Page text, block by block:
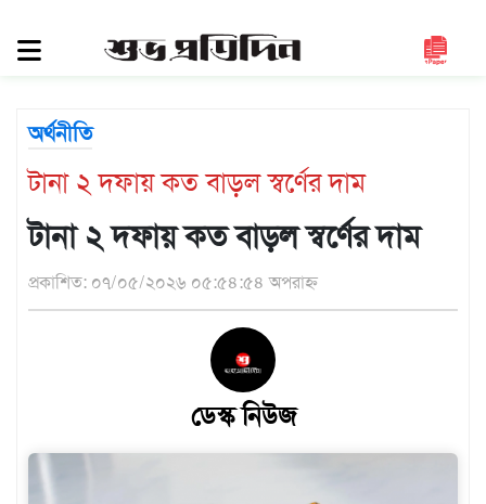
সিলেট
মৌলভীবাজার
হবিগঞ্জ
জাতীয়
অর্থনীতি
টানা ২ দফায় কত বাড়ল স্বর্ণের দাম
টানা ২ দফায় কত বাড়ল স্বর্ণের দাম
প্রকাশিত: ০৭/০৫/২০২৬ ০৫:৫৪:৫৪ অপরাহ্ন
ডেস্ক নিউজ